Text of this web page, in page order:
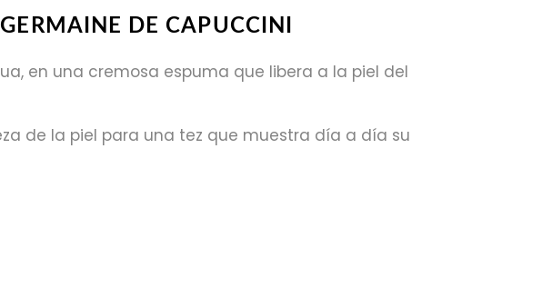
DE CAPUCCINI
en una cremosa espuma que libera a la piel del
de la piel para una tez que muestra día a día su